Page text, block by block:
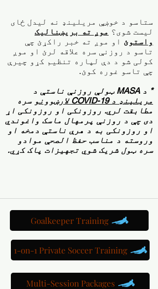
ستاسو د خوښې مریلینډ نه لیدل ځای
لیست شوی؟ موږ ته بریښنالیک
واستوئ او موږ ته خبر راکړئ چې
تاسو د روزنې سره علاقه لرئ او موږ
کولی شو د دې لپاره تنظیم کړو چیرې
چې تاسو غوره کوئ.
* د MASA ټولې روزنې ناستې د
مریلینډ د COVID-19 لارښوونو
سره
مطابقت لري. روزونکی او روزونکی اړ
دی چې د روزنې پرمهال ماسک واغوندي
او روزونکی به د هرې ناستې دمخه او
وروسته د مناسب حفظ الصحې موادو
سره ټول شریک شوي تجهیزات پاک کړي.
Goalkeeper Training
1-on-1 Private Soccer Training
Multi-Session Packages